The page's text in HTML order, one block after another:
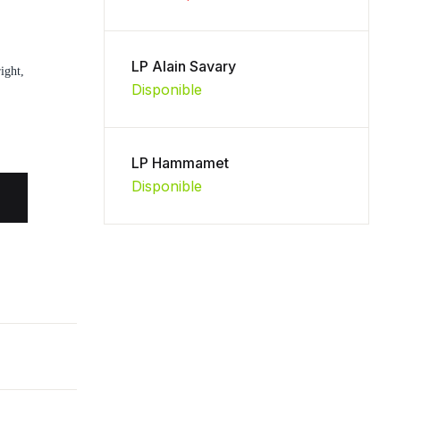
LP Alain Savary
Disponible
LP Hammamet
Disponible